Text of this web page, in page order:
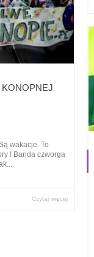
wakacje. To
! Banda czworga
Czytaj więcej